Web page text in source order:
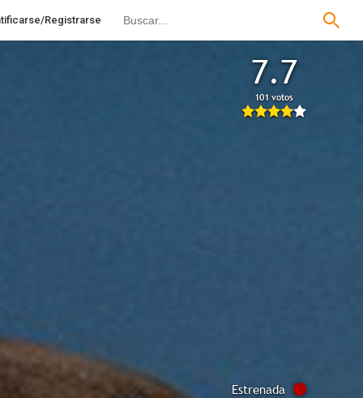
Registrarse
7.7
101 votos
Estrenada